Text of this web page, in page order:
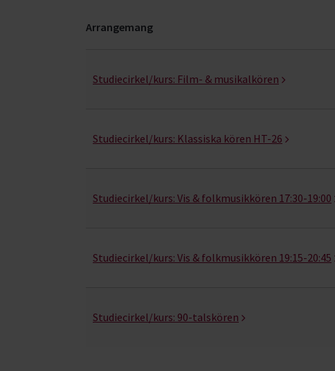
Arrangemang
Studiecirkel/kurs: Film- & musikalkören
Studiecirkel/kurs: Klassiska kören HT-26
Studiecirkel/kurs: Vis & folkmusikkören 17:30-19:00
Studiecirkel/kurs: Vis & folkmusikkören 19:15-20:45
Studiecirkel/kurs: 90-talskören